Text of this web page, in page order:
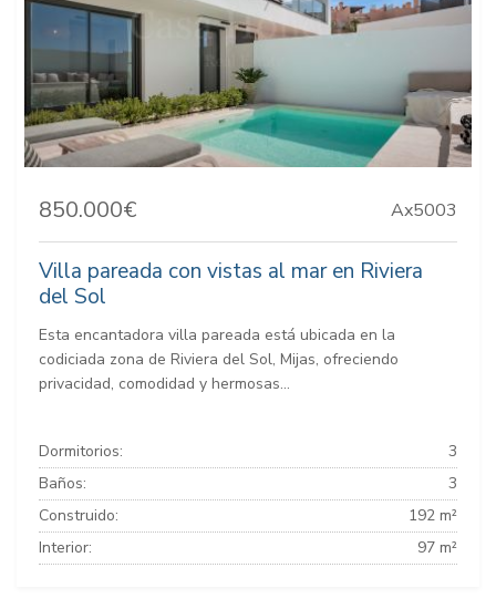
850.000€ Ax5003
Villa pareada con vistas al mar en Riviera
del Sol
Esta encantadora villa pareada está ubicada en la
codiciada zona de Riviera del Sol, Mijas, ofreciendo
privacidad, comodidad y hermosas...
Dormitorios:
3
Baños:
3
Construido:
192 m²
Interior:
97 m²